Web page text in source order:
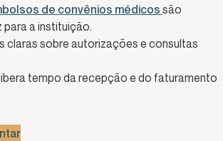
de convênios médicos são
a instituição.
sobre autorizações e consultas
tempo da recepção e do faturamento